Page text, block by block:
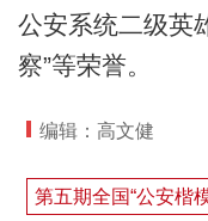
公安系统二级英
察”等荣誉。
编辑：高文健
第五期全国“公安楷